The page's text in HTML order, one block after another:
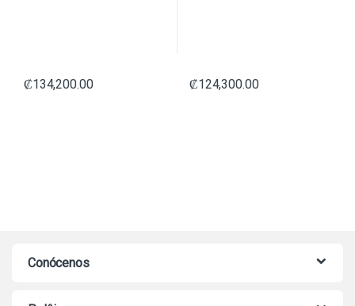
₡134,200.00 ₡124,300.00
Conócenos